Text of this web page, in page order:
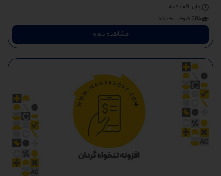
زمان: 49 دقیقه
684 شرکت کننده
مشاهده دوره